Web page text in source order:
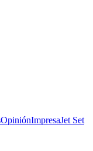
OpiniónImpresaJet Set